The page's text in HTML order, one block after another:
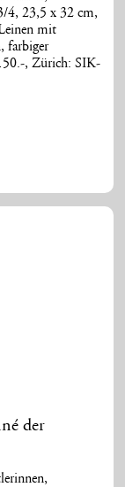
4, 23,5 x 32 cm,
mit
farbiger
, Zürich: SIK-
der